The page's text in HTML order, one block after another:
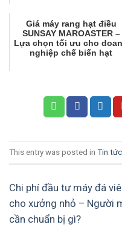
Giá máy rang hạt điều
SUNSAY MAROASTER –
Lựa chọn tối ưu cho
nghiệp chế biến hạt
This entry was posted in Tin tức
Chi phí đầu tư máy đá
cho xưởng nhỏ – Người
cần chuẩn bị gì?